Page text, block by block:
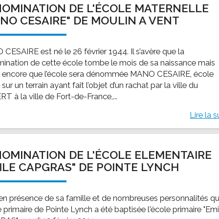
EMPLOI
Offres d'emploi
Le Centre Communal d'Action Social
Les aides sociales
Logement
Antenne Municipale de Développement et de
locale
et le lycée
scolaire
maternelles et primaire
de loisirs - ALSH
LE SERVICE CULTUREL
Les activités
Guide des
DE L'ÉCOLE MATERNELLE
CESAIRE" DE MOULIN A VENT
CESAIRE est né le 26 février 1944. Il s’avère que la
de cette école tombe le mois de sa naissance mais
que l’école sera dénommée MANO CESAIRE, école
un terrain ayant fait l’objet d’un rachat par la ville du
à la ville de Fort-de-France,...
Lire la
DE L'ÉCOLE ELEMENTAIRE
CAPGRAS" DE POINTE LYNCH
présence de sa famille et de nombreuses personnalités
primaire de Pointe Lynch a été baptisée l'école primaire